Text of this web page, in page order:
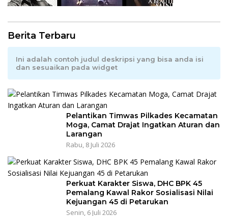
Berita Terbaru
Ini adalah contoh judul deskripsi yang bisa anda isi
dan sesuaikan pada widget
Pelantikan Timwas Pilkades Kecamatan
Moga, Camat Drajat Ingatkan Aturan dan
Larangan
Rabu, 8 Juli 2026
Perkuat Karakter Siswa, DHC BPK 45
Pemalang Kawal Rakor Sosialisasi Nilai
Kejuangan 45 di Petarukan
Senin, 6 Juli 2026